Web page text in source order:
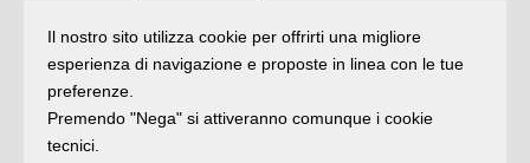
che, malgrado il possesso nel tempo dell’area
da parte dell’albergo sia stato accertato,
l’albergatore non abbia mai negato, ma anzi
espressamente riconosciuto, la proprietà
dell’area in capo al Comune. Un
Il nostro sito utilizza cookie per offrirti una migliore
esperienza di navigazione e proposte in linea con le tue
preferenze.
Premendo "Nega" si attiveranno comunque i cookie
tecnici.